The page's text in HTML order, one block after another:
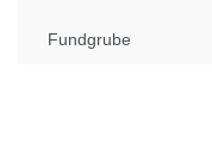
Fundgrube